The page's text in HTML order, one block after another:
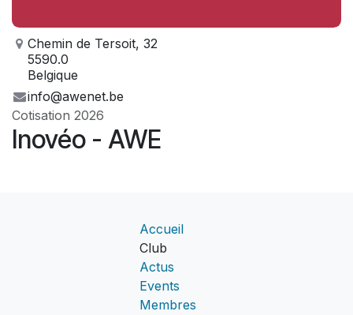
Chemin de Tersoit, 32
5590.0
Belgique
info@awenet.be
Cotisation 2026
Inovéo - AWE
Accueil
Club
Actus
Events
Membres